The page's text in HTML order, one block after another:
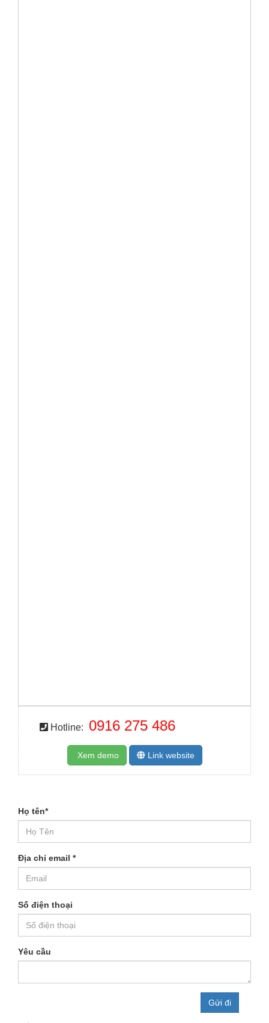
Hotline: 0916 275 486
Xem demo Link website
Họ tên*
Địa chỉ email *
Số điện thoại
Yêu cầu